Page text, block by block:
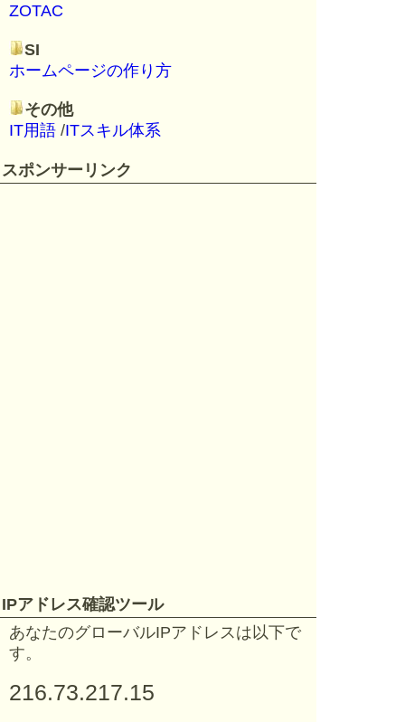
ZOTAC
SI
ホームページの作り方
その他
IT用語 /ITスキル体系
スポンサーリンク
IPアドレス確認ツール
あなたのグローバルIPアドレスは以下で
す。
216.73.217.15